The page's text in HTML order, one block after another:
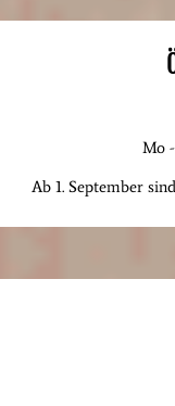
Mo
Ab 1. September